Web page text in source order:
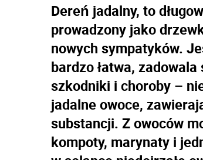
Dereń jadalny, to
prowadzony jako
nowych sympatyków.
bardzo łatwa,
szkodniki i choroby –
jadalne owoce,
substancji. Z owoców
kompoty, marynaty i